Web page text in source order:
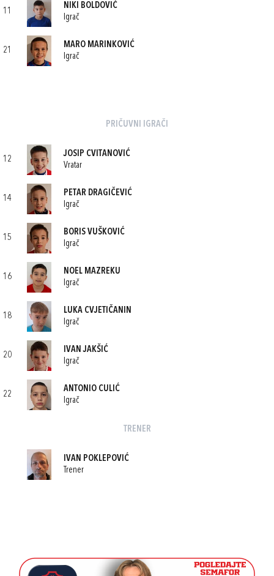
11
NIKI BOLDOVIĆ
Igrač
21
MARO MARINKOVIĆ
Igrač
PRIČUVNI IGRAČI
12
JOSIP CVITANOVIĆ
Vratar
14
PETAR DRAGIČEVIĆ
Igrač
15
BORIS VUŠKOVIĆ
Igrač
16
NOEL MAZREKU
Igrač
18
LUKA CVJETIČANIN
Igrač
20
IVAN JAKŠIĆ
Igrač
22
ANTONIO CULIĆ
Igrač
TRENER
IVAN POKLEPOVIĆ
Trener